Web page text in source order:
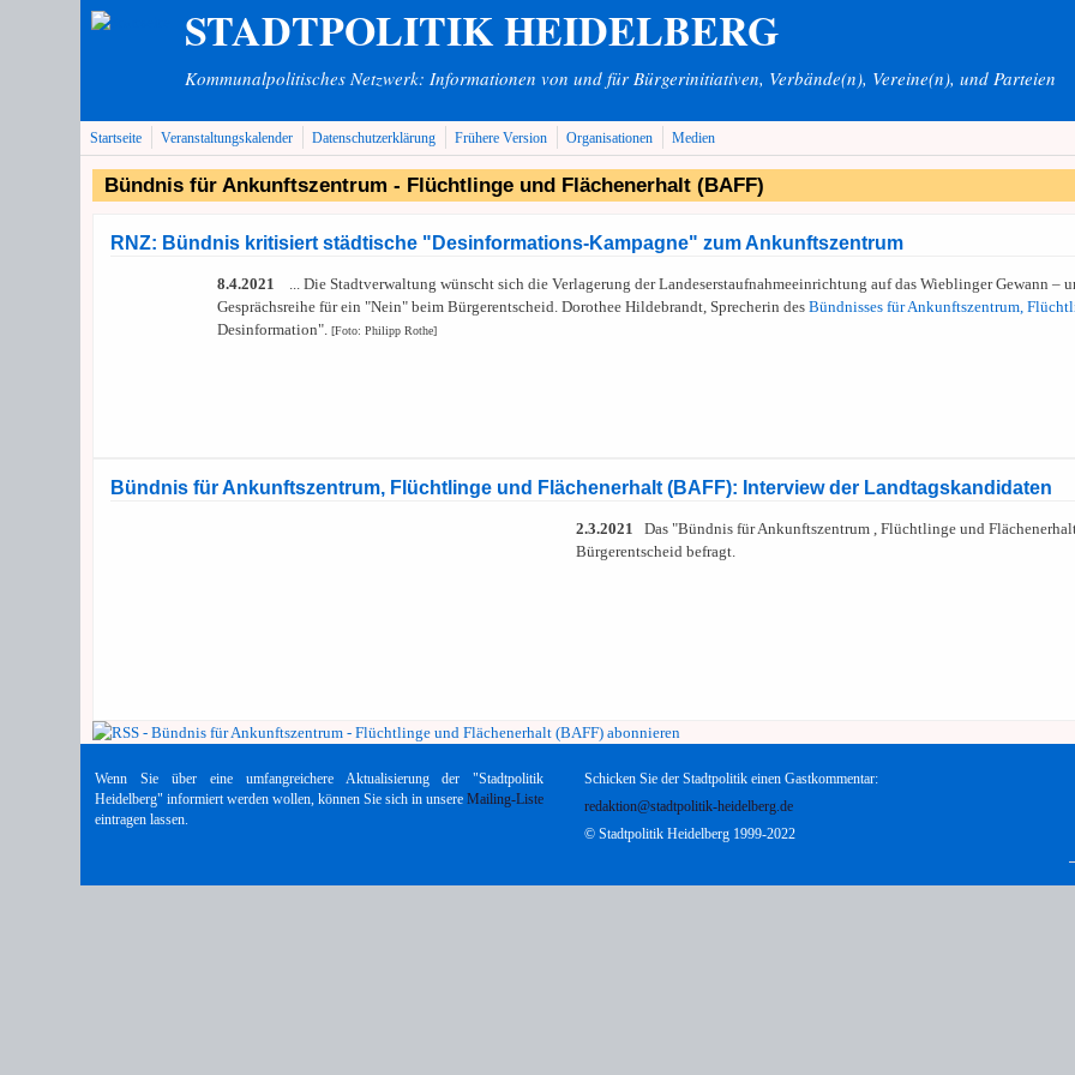
Direkt zum Inhalt STADTPOLITIK HEIDELBERG
Kommunalpolitisches Netzwerk: Informationen von und für Bürgerinitiativen, Verbände(n), Vereine(n), und Parteien
Startseite Veranstaltungskalender Datenschutzerklärung Frühere Version Organisationen Medien
Bündnis für Ankunftszentrum - Flüchtlinge und Flächenerhalt (BAFF)
RNZ: Bündnis kritisiert städtische "Desinformations-Kampagne" zum Ankunftszentrum
8.4.2021
... Die Stadtverwaltung wünscht sich die Verlagerung der Landeserstaufnahmeeinrichtung auf das Wieblinger Gewann
Gesprächsreihe für ein "Nein" beim Bürgerentscheid. Dorothee Hildebrandt, Sprecherin desBündnisses für Ankunftszentrum,
Desinformation".[Foto: Philipp Rothe]
Bündnis für Ankunftszentrum, Flüchtlinge und Flächenerhalt (BAFF): Interview der Landtagskandidaten
2.3.2021 Das "Bündnis für Ankunftszentrum , Flüchtlinge und
Bürgerentscheid befragt.
Wenn Sie über eine umfangreichere Aktualisierung der "Stadtpolitik
Heidelberg" informiert werden wollen, können Sie sich in unsereMailing-Liste
eintragen lassen.
Schicken Sie der Stadtpolitik einen Gastkommentar:
redaktion@stadtpolitik-heidelberg.de
© Stadtpolitik Heidelberg 1999-2022